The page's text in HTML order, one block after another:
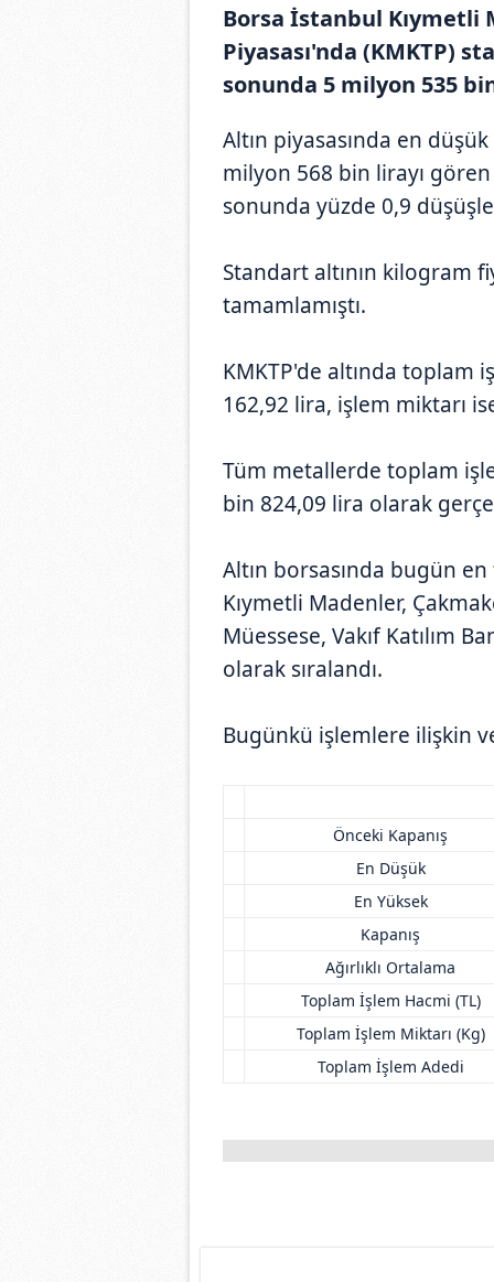
Borsa İstanbul Kıymetli
Piyasası'nda (KMKTP)
sonunda 5 milyon 535
Altın piyasasında en
milyon 568 bin lirayı
sonunda yüzde 0,9
Standart altının kilogram
tamamlamıştı.
KMKTP'de altında toplam
162,92 lira, işlem miktarı
Tüm metallerde toplam
bin 824,09 lira olarak
Altın borsasında bugün
Kıymetli Madenler,
Müessese, Vakıf Katılım
olarak sıralandı.
Bugünkü işlemlere ilişkin
Önceki Kapanış
En Düşük
En Yüksek
Kapanış
Ağırlıklı Ortalama
Toplam İşlem Hacmi (TL)
Toplam İşlem Miktarı (Kg)
Toplam İşlem Adedi